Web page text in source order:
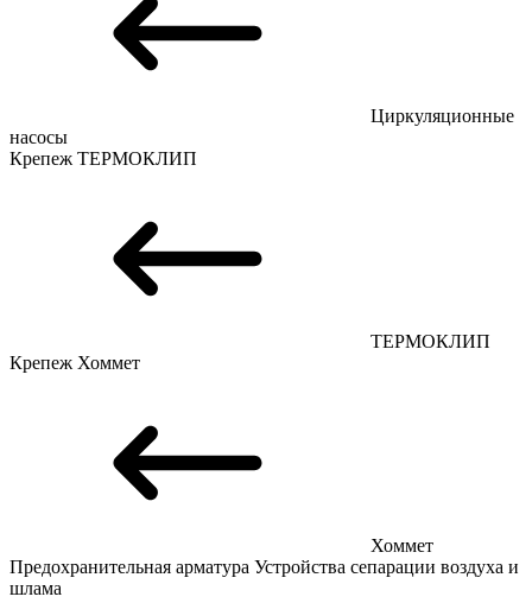
Циркуляционные
насосы
Крепеж ТЕРМОКЛИП
ТЕРМОКЛИП
Крепеж Хоммет
Хоммет
Предохранительная арматура Устройства сепарации воздуха и
шлама